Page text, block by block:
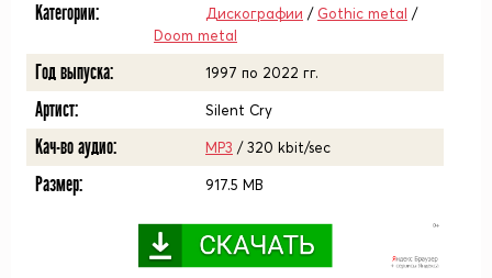
Категории: Дискографии / Gothic metal /
Doom metal
Год выпуска: 1997 по 2022 гг.
Артист: Silent Cry
Кач-во аудио: MP3 / 320 kbit/sec
Размер: 917.5 MB